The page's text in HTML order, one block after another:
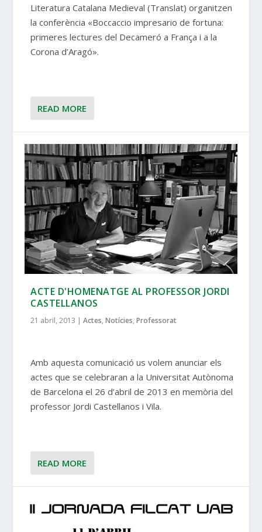
Literatura Catalana Medieval (Translat) organitzen
la conferència «Boccaccio impresario de fortuna:
primeres lectures del Decameró a França i a la
Corona d’Aragó».
READ MORE
ACTE D'HOMENATGE AL PROFESSOR JORDI
CASTELLANOS
21 abril, 2013 |Actes,Notícies,Professorat
Amb aquesta comunicació us volem anunciar els
actes que se celebraran a la Universitat Autònoma
de Barcelona el 26 d’abril de 2013 en memòria del
professor Jordi Castellanos i Vila.
READ MORE